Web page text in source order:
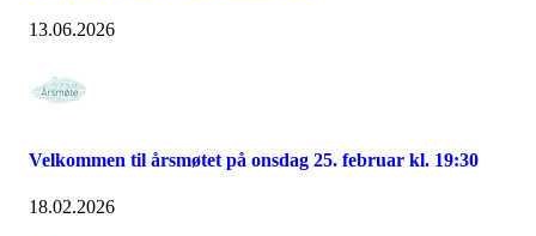
13.06.2026
Velkommen til årsmøtet på onsdag 25. februar kl. 19:30
18.02.2026